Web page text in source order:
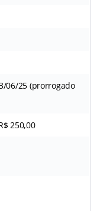
06/25 (prorrogado
250,00